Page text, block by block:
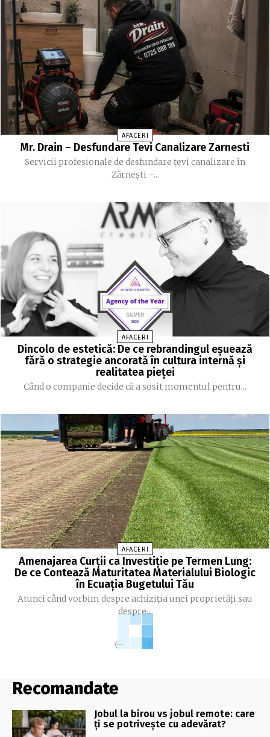
AFACERI
Mr. Drain – Desfundare Tevi Canalizare Zarnesti
Servicii profesionale de desfundare țevi canalizare în
Zărnești –...
AFACERI
Dincolo de estetică: De ce rebrandingul eșuează
fără o strategie ancorată în cultura internă și
realitatea pieței
Când o companie decide că a sosit momentul pentru...
AFACERI
Amenajarea Curții ca Investiție pe Termen Lung:
De ce Contează Maturitatea Materialului Biologic
în Ecuația Bugetului Tău
Atunci când vorbim despre achiziția unei proprietăți sau
despre...
Recomandate
Jobul la birou vs jobul remote: care
ți se potrivește cu adevărat?